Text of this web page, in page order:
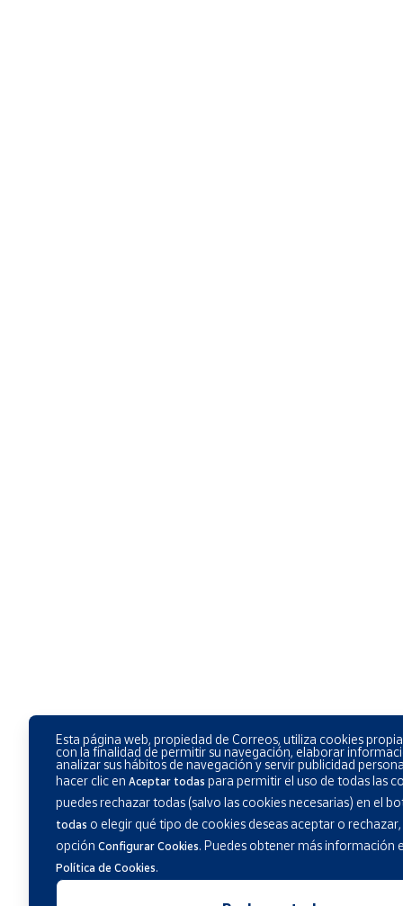
Esta página web, propiedad de Correos, utiliza cookies
con la finalidad de permitir su navegación, elaborar
analizar sus hábitos de navegación y servir publicidad
hacer clic en Aceptar todas para permitir el uso de todas las
puedes rechazar todas (salvo las cookies necesarias) en el
todas o elegir qué tipo de cookies deseas aceptar o
opción Configurar Cookies. Puedes obtener más información
Política de Cookies.